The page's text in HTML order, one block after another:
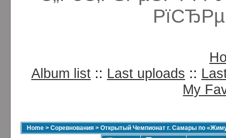
Album list :: Last uploads ::
My
Home > Соревнования > Открытый Чемпионат г. Самары по